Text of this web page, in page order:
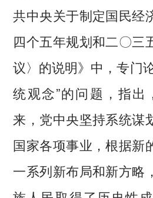
共中央关于制定国民经
四个五年规划和二〇三
议〉的说明》中，专门
统观念”的问题，指出
来，党中央坚持系统谋
国家各项事业，根据新
一系列新布局和新方略